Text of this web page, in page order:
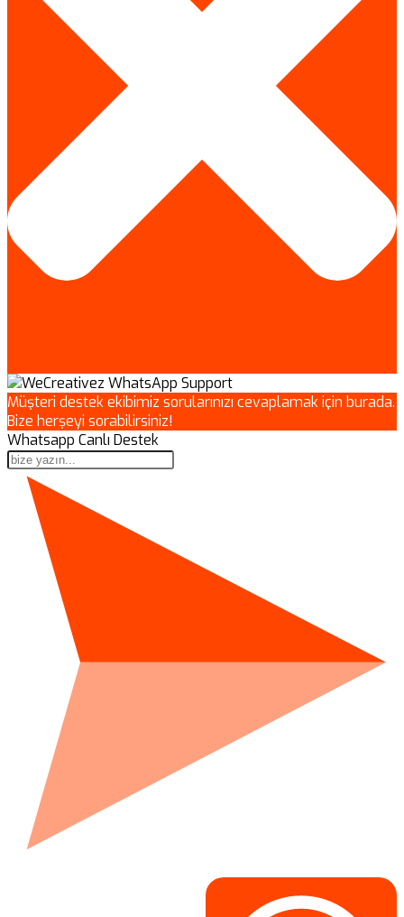
Müşteri destek ekibimiz sorularınızı cevaplamak için burada.
Bize herşeyi sorabilirsiniz!
Whatsapp Canlı Destek